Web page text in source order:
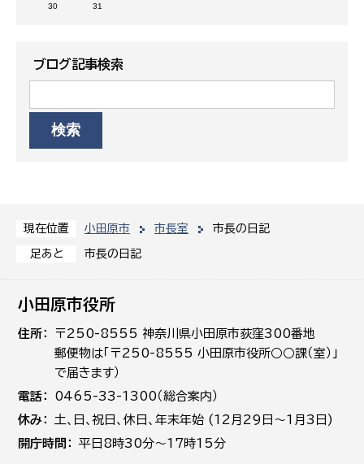
現在位置 小田原市 市長室 市長の日記
足あと 市長の日記
30
31
ブログ記事検索
小田原市役所
住所
〒250-8555 神奈川県小田原市荻窪300番地
郵便物は「〒250-8555 小田原市役所○○課（室）」
で届きます）
電話
0465-33-1300（総合案内）
休み
土､日､祝日、休日、年末年始 (12月29日～1月3日)
開庁時間
平日8時30分～17時15分